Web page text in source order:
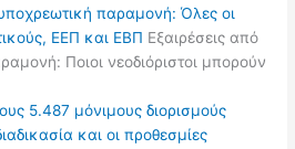
υποχρεωτική παραμονή: Όλες οι
ΕΕΠ και ΕΒΠ Εξαιρέσεις από
Ποιοι νεοδιόριστοι μπορούν
5.487 μόνιμους διορισμούς
και οι προθεσμίες